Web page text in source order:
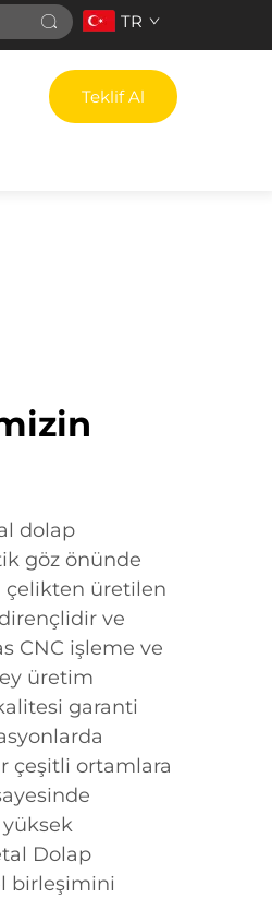
TR
Teklif Al
dolap
göz önünde
çelikten üretilen
ve
CNC işleme ve
üretim
garanti
çeşitli ortamlara
Dolap
birleşimini